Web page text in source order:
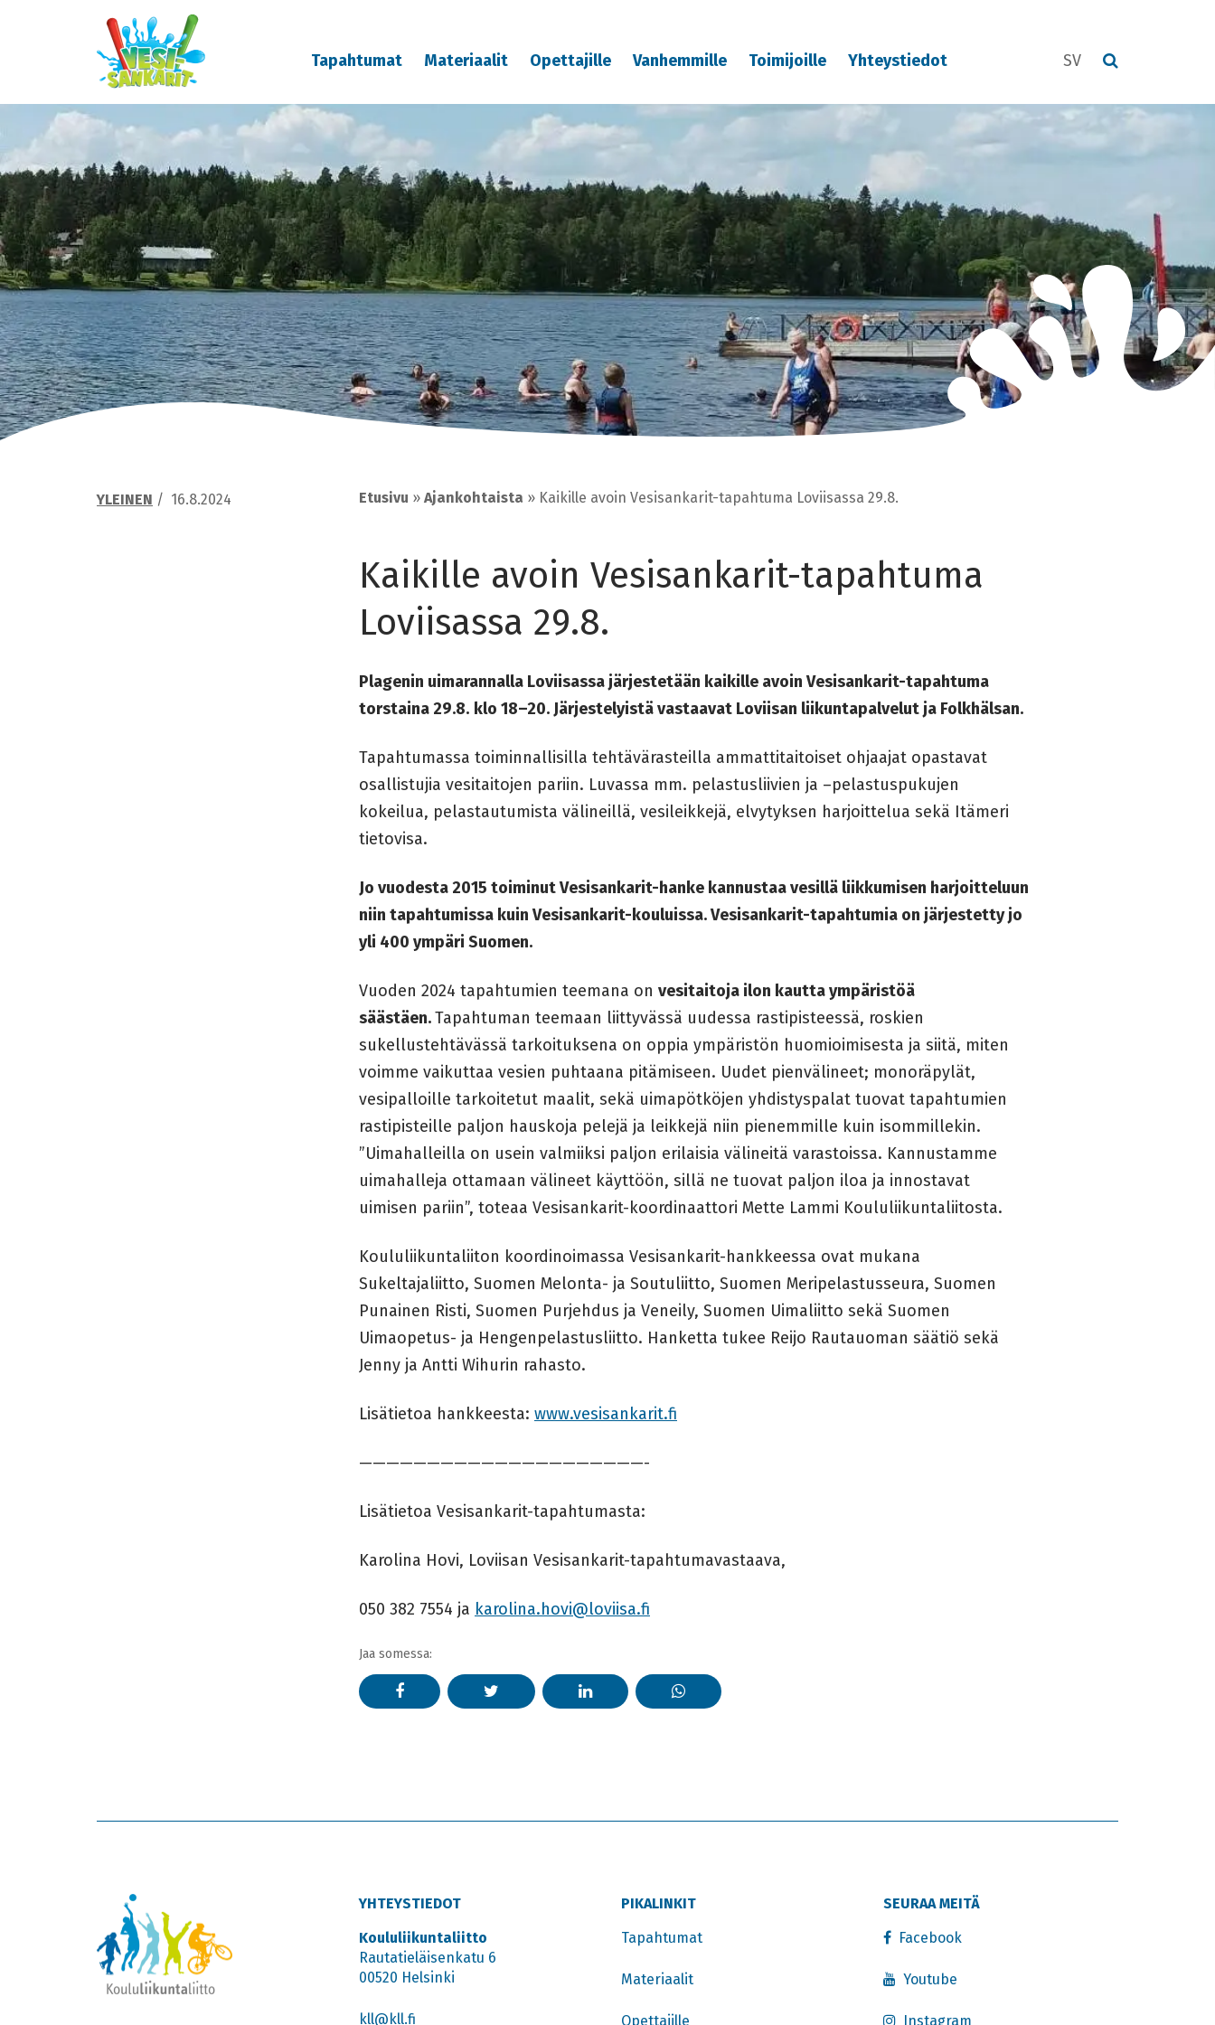
Tapahtumat Materiaalit Opettajille Vanhemmille Toimijoille Yhteystiedot SV
YLEINEN / 16.8.2024 Etusivu » Ajankohtaista » Kaikille avoin Vesisankarit-tapahtuma Loviisassa 29.8.
Kaikille avoin Vesisankarit-tapahtuma
Loviisassa 29.8.
Plagenin uimarannalla Loviisassa järjestetään kaikille avoin Vesisankarit-tapahtuma
torstaina 29.8. klo 18–20. Järjestelyistä vastaavat Loviisan liikuntapalvelut ja Folkhälsan.
Tapahtumassa toiminnallisilla tehtävärasteilla ammattitaitoiset ohjaajat opastavat
osallistujia vesitaitojen pariin. Luvassa mm. pelastusliivien ja –pelastuspukujen
kokeilua, pelastautumista välineillä, vesileikkejä, elvytyksen harjoittelua sekä Itämeri
tietovisa.
Jo vuodesta 2015 toiminut Vesisankarit-hanke kannustaa vesillä liikkumisen harjoitteluun
niin tapahtumissa kuin Vesisankarit-kouluissa. Vesisankarit-tapahtumia on järjestettyjo
yli 400 ympäri Suomen.
Vuoden 2024 tapahtumien teemana on vesitaitoja ilon kautta ympäristöä
säästäen.Tapahtuman teemaan liittyvässä uudessa rastipisteessä, roskien
sukellustehtävässä tarkoituksena on oppia ympäristön huomioimisesta ja siitä, miten
voimme vaikuttaa vesien puhtaana pitämiseen. Uudet pienvälineet; monoräpylät,
vesipalloille tarkoitetut maalit, sekä uimapötköjen yhdistyspalat tuovat tapahtumien
rastipisteille paljon hauskoja pelejä ja leikkejä niin pienemmille kuin isommillekin.
”Uimahalleilla on usein valmiiksi paljon erilaisia välineitä varastoissa. Kannustamme
uimahalleja ottamaan välineet käyttöön, sillä ne tuovat paljon iloa ja innostavat
uimisen pariin”, toteaa Vesisankarit-koordinaattori Mette Lammi Koululiikuntaliitosta.
Koululiikuntaliiton koordinoimassa Vesisankarit-hankkeessa ovat mukana
Sukeltajaliitto, Suomen Melonta- ja Soutuliitto, Suomen Meripelastusseura, Suomen
Punainen Risti, Suomen Purjehdus ja Veneily, Suomen Uimaliitto sekä Suomen
Uimaopetus- ja Hengenpelastusliitto. Hanketta tukee Reijo Rautauoman säätiö sekä
Jenny ja Antti Wihurin rahasto.
Lisätietoa hankkeesta: www.vesisankarit.fi
—————————————————————-
Lisätietoa Vesisankarit-tapahtumasta:
Karolina Hovi, Loviisan Vesisankarit-tapahtumavastaava,
050 382 7554 ja karolina.hovi@loviisa.fi
Jaa somessa:
YHTEYSTIEDOT
Koululiikuntaliitto
Rautatieläisenkatu 6
00520 Helsinki
kll@kll.fi
PIKALINKIT
Tapahtumat
Materiaalit
Opettajille
SEURAA MEITÄ
Facebook
Youtube
Instagram